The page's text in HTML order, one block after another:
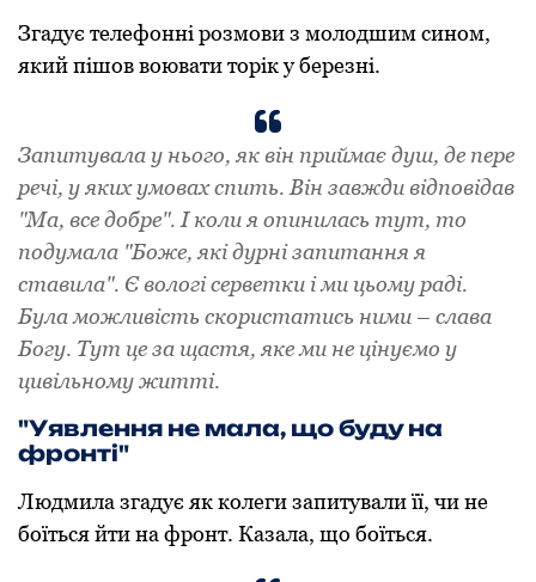
Згадує телефонні розмови з молодшим сином,
який пішов воювати торік у березні.
Запитувала у нього, як він приймає душ, де пере
речі, у яких умовах спить. Він завжди відповідав
"Ма, все добре". І коли я опинилась тут, то
подумала "Боже, які дурні запитання я
ставила". Є вологі серветки і ми цьому раді.
Була можливість скористатись ними – слава
Богу. Тут це за щастя, яке ми не цінуємо у
цивільному житті.
"Уявлення не мала, що буду на
фронті"
Людмила згадує як колеги запитували її, чи не
боїться йти на фронт. Казала, що боїться.